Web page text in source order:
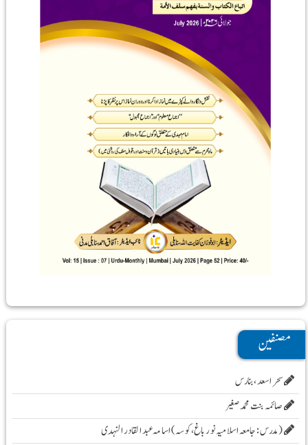
مصنفین
سحر اسعد ،بنارس
صائمہ بنت محمد صغیر
( مدرس :جامعہ اسلامیہ نور باغ، کوسہ )اسامہ عبد القادر النہدی